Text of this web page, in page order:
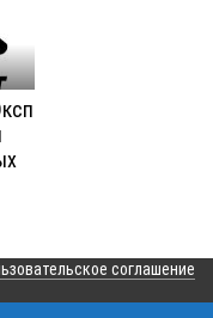
соглашение